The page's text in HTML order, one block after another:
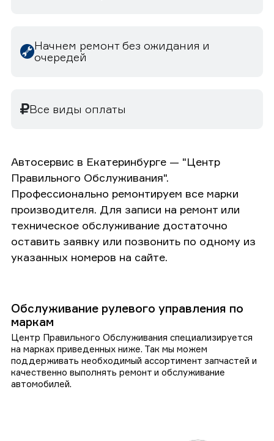
Начнем ремонт без ожидания и
очередей
Все виды оплаты
Автосервис в Екатеринбурге — "Центр
Правильного Обслуживания".
Профессионально ремонтируем все марки
производителя. Для записи на ремонт или
техническое обслуживание достаточно
оставить заявку или позвонить по одному из
указанных номеров на сайте.
Обслуживание рулевого управления по
маркам
Центр Правильного Обслуживания специализируется
на марках приведенных ниже. Так мы можем
поддерживать необходимый ассортимент запчастей и
качественно выполнять ремонт и обслуживание
автомобилей.